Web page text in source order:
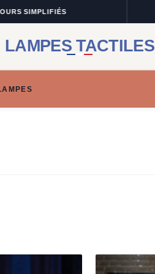
SIMPLIFIÉS
LAMPES TACTILES